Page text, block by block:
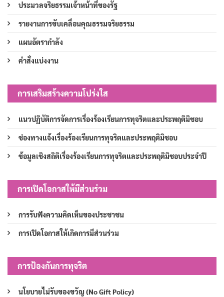
ประมวลจริยธรรมเจ้าหน้าที่ของรัฐ
รายงานการขับเคลื่อนคุณธรรมจริยธรรม
แผนอัตรากำลัง
คำสั่งแบ่งงาน
การเสริมสร้างความโปร่งใส
แนวปฏิบัติการจัดการเรื่องร้องเรียนการทุจริตและประพฤติมิชอบ
ช่องทางแจ้งเรื่องร้องเรียนการทุจริตและประพฤติมิชอบ
ข้อมูลเชิงสถิติเรื่องร้องเรียนการทุจริตและประพฤติมิชอบประจำปี
การเปิดโอกาสให้มีส่วนร่วม
การรับฟังความคิดเห็นของประชาชน
การเปิดโอกาสให้เกิดการมีส่วนร่วม
การป้องกันการทุจริต
นโยบายไม่รับของขวัญ (No Gift Policy)